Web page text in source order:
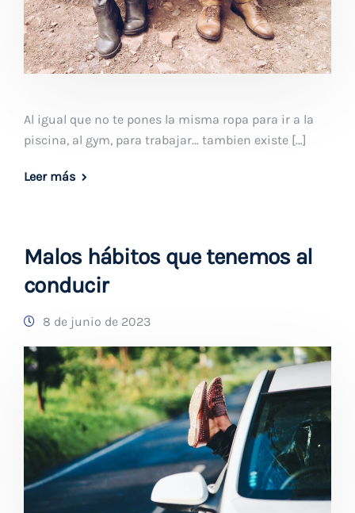
Al igual que no te pones la misma ropa para ir a la
piscina, al gym, para trabajar… tambien existe […]
Leer más
Malos hábitos que tenemos al
conducir
8 de junio de 2023